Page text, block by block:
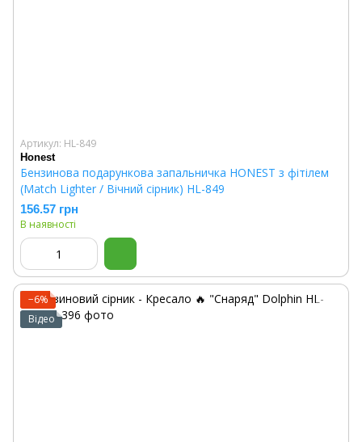
Артикул: HL-849
Honest
Бензинова подарункова запальничка HONEST з фітілем
(Match Lighter / Вічний сірник) HL-849
156.57 грн
В наявності
−6%
Відео